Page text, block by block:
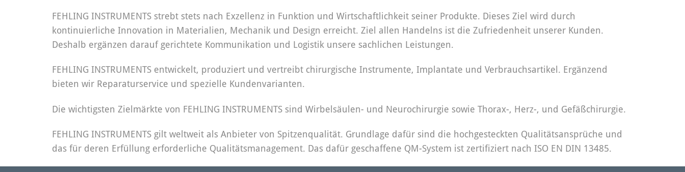
FEHLING INSTRUMENTS strebt stets nach Exzellenz in Funktion und Wirtschaftlichkeit seiner Produkte. Dieses Ziel wird durch
kontinuierliche Innovation in Materialien, Mechanik und Design erreicht. Ziel allen Handelns ist die Zufriedenheit unserer Kunden.
Deshalb ergänzen darauf gerichtete Kommunikation und Logistik unsere sachlichen Leistungen.
FEHLING INSTRUMENTS entwickelt, produziert und vertreibt chirurgische Instrumente, Implantate und Verbrauchsartikel. Ergänzend
bieten wir Reparaturservice und spezielle Kundenvarianten.
Die wichtigsten Zielmärkte von FEHLING INSTRUMENTS sind Wirbelsäulen- und Neurochirurgie sowie Thorax-, Herz-, und Gefäßchirurgie.
FEHLING INSTRUMENTS gilt weltweit als Anbieter von Spitzenqualität. Grundlage dafür sind die hochgesteckten Qualitätsansprüche und
das für deren Erfüllung erforderliche Qualitätsmanagement. Das dafür geschaffene QM-System ist zertifiziert nach ISO EN DIN 13485.